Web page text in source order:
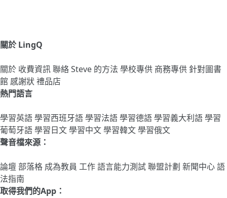
關於 LingQ
關於 收費資訊聯絡Steve 的方法 學校專供 商務專供 針對圖書
館 感謝狀禮品店
熱門語言
學習英語學習西班牙語學習法語學習德語學習義大利語學習
葡萄牙語學習日文學習中文學習韓文學習俄文
聲音檔來源：
論壇部落格 成為教員 工作語言能力測試聯盟計劃 新聞中心語
法指南
取得我們的App：